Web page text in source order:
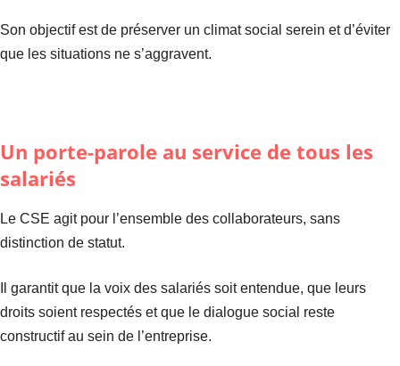
Son objectif est de préserver un climat social serein et d’éviter
que les situations ne s’aggravent.
Un porte-parole au service de tous les
salariés
Le CSE agit pour l’ensemble des collaborateurs, sans
distinction de statut.
Il garantit que la voix des salariés soit entendue, que leurs
droits soient respectés et que le dialogue social reste
constructif au sein de l’entreprise.